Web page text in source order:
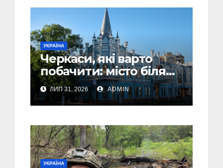
УКРАЇНА
Черкаси, які варто
побачити: місто біля
Дніпра, зелені парки
та місця з особливою
атмосферою
ЛИП 31, 2026 ADMIN
УКРАЇНА